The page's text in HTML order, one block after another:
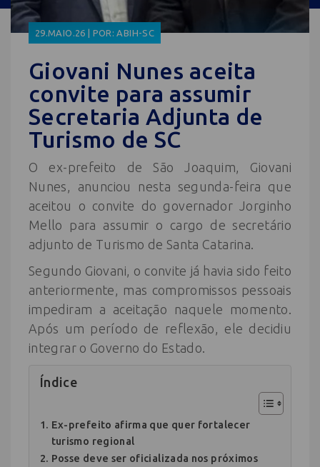
29.MAIO.26 | POR: ABIH-SC
Giovani Nunes aceita
convite para assumir
Secretaria Adjunta de
Turismo de SC
O ex-prefeito de São Joaquim, Giovani
Nunes, anunciou nesta segunda-feira que
aceitou o convite do governador Jorginho
Mello para assumir o cargo de secretário
adjunto de Turismo de Santa Catarina.
Segundo Giovani, o convite já havia sido feito
anteriormente, mas compromissos pessoais
impediram a aceitação naquele momento.
Após um período de reflexão, ele decidiu
integrar o Governo do Estado.
Índice
Ex-prefeito afirma que quer fortalecer
turismo regional
Posse deve ser oficializada nos próximos